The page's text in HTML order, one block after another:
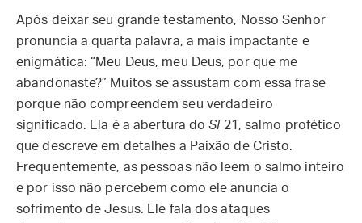
Após deixar seu grande testamento, Nosso Senhor
pronuncia a quarta palavra, a mais impactante e
enigmática: “Meu Deus, meu Deus, por que me
abandonaste?” Muitos se assustam com essa frase
porque não compreendem seu verdadeiro
significado. Ela é a abertura doSl 21, salmo profético
que descreve em detalhes a Paixão de Cristo.
Frequentemente, as pessoas não leem o salmo inteiro
e por isso não percebem como ele anuncia o
sofrimento de Jesus. Ele fala dos ataques